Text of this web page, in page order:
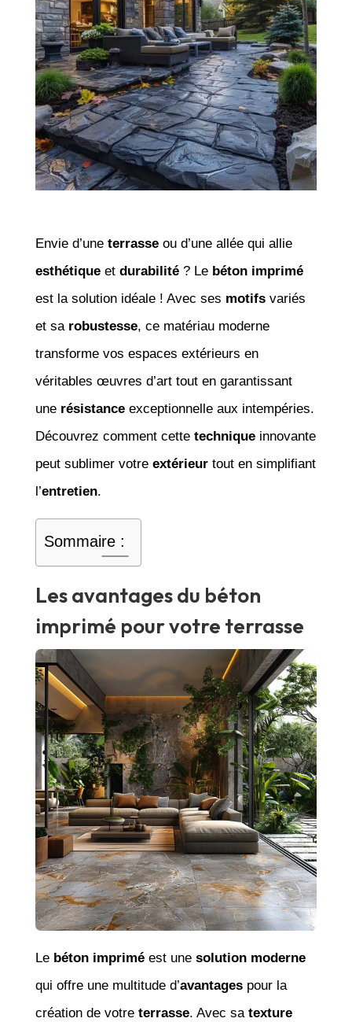
Envie d’une terrasseou d’une allée qui allie
esthétiqueet durabilité? Le béton imprimé
est la solution idéale ! Avec ses motifsvariés
et sa robustesse, ce matériau moderne
transforme vos espaces extérieurs en
véritables œuvres d’art tout en garantissant
une résistanceexceptionnelle aux intempéries.
Découvrez comment cette techniqueinnovante
peut sublimer votre extérieurtout en simplifiant
l’entretien.
Sommaire :
Les avantages du béton
imprimé pour votre terrasse
Le béton impriméest une solution moderne
qui offre une multitude d’avantagespour la
création de votre terrasse. Avec sa texture